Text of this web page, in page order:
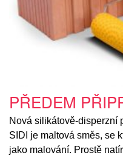
PŘEDEM
Nová silikátově-disperzní
SIDI je maltová směs, se
jako malování. Prostě